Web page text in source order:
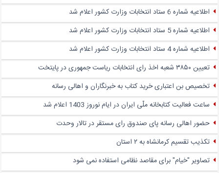
اطلاعیه شماره 6 ستاد انتخابات وزارت کشور اعلام شد
اطلاعیه شماره 5 ستاد انتخابات وزارت کشور اعلام شد
اطلاعیه شماره 4 ستاد انتخابات وزارت کشور اعلام شد
تعیین ۳۸۵۰ شعبه اخذ رای انتخابات ریاست جمهوری در پایتخت
تخصیص بن اعتباری خرید کتاب به خبرنگاران و اهالی رسانه
ساعت فعالیت کتابخانه ملّی ایران در ایام نوروز 1403 اعلام شد
حضور اهالی رسانه پای صندوق‌ رای مستقر در تالار وحدت
تکذیب تقسیم کرمانشاه به ۲ استان
تصاویر "خیام" برای مقاصد نظامی استفاده نمی شود